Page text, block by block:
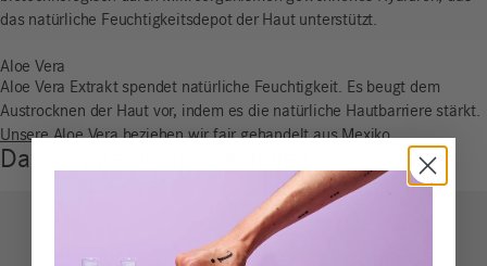
das natürliche Feuchtigkeitsdepot der Haut unterstützt.
Aloe Vera
Aloe Vera Extrakt spendet natürliche Feuchtigkeit. Es beugt dem
Austrocknen der Haut vor, indem es die natürliche Hautbarriere stärkt.
Unsere Aloe Vera beziehen wir fair gehandelt aus Mexiko.
Das könnte dir auch gefallen …